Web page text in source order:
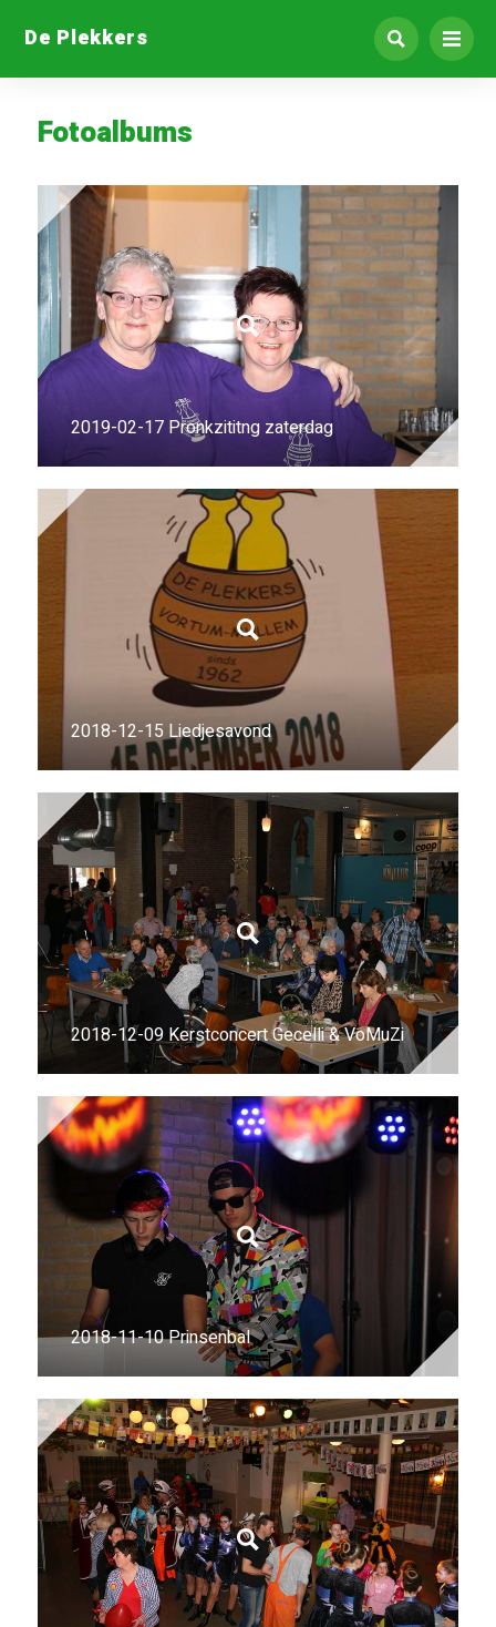
De Plekkers
Fotoalbums
2019-02-17 Pronkzititng zaterdag
2018-12-15 Liedjesavond
2018-12-09 Kerstconcert Gecelli & VoMuZi
2018-11-10 Prinsenbal